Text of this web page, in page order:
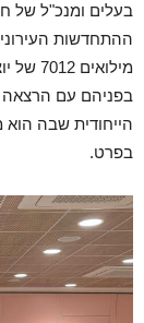
בעלים ומנכ"ל של
ההתחדשות
בפניהם עם הרצאה
הייחודית שבה
בפרט.